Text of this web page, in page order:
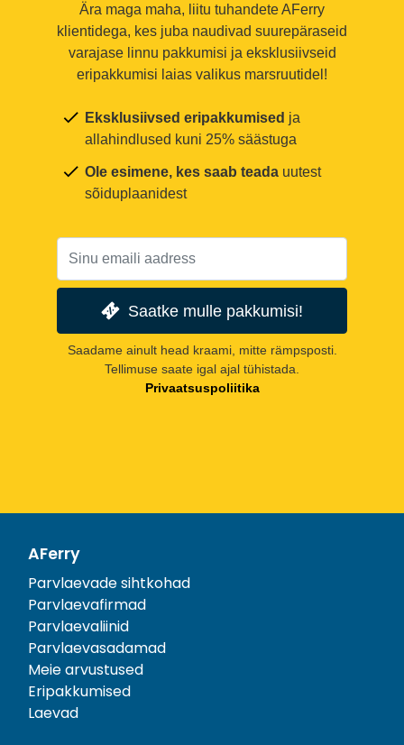
Ära maga maha, liitu tuhandete AFerry
klientidega, kes juba naudivad suurepäraseid
varajase linnu pakkumisi ja eksklusiivseid
eripakkumisi laias valikus marsruutidel!
Eksklusiivsed eripakkumised ja
allahindlused kuni 25% säästuga
Ole esimene, kes saab teada uutest
sõiduplaanidest
Saatke mulle pakkumisi!
Saadame ainult head kraami, mitte rämpsposti.
Tellimuse saate igal ajal tühistada.
Privaatsuspoliitika
AFerry
Parvlaevade sihtkohad
Parvlaevafirmad
Parvlaevaliinid
Parvlaevasadamad
Meie arvustused
Eripakkumised
Laevad